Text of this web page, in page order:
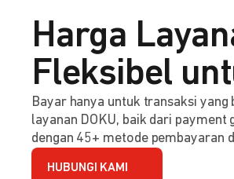
Harga
Fleksibel
Bayar hanya untuk transaksi
layanan DOKU, baik dari payment
dengan 45+ metode pembayaran
HUBUNGI KAMI